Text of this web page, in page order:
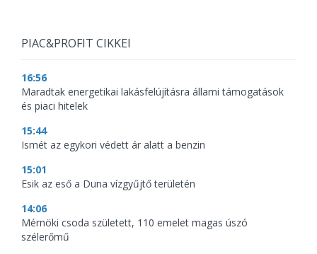
PIAC&PROFIT CIKKEI
16:56
Maradtak energetikai lakásfelújításra állami támogatások
és piaci hitelek
15:44
Ismét az egykori védett ár alatt a benzin
15:01
Esik az eső a Duna vízgyűjtő területén
14:06
Mérnöki csoda született, 110 emelet magas úszó
szélerőmű